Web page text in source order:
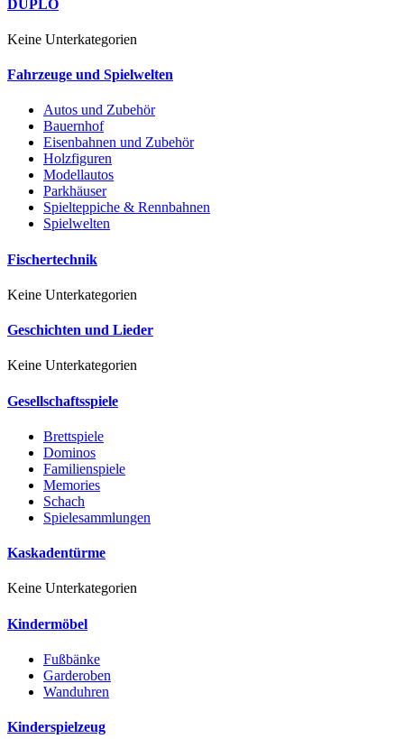
DUPLO
Keine Unterkategorien
Fahrzeuge und Spielwelten
Autos und Zubehör
Bauernhof
Eisenbahnen und Zubehör
Holzfiguren
Modellautos
Parkhäuser
Spielteppiche & Rennbahnen
Spielwelten
Fischertechnik
Keine Unterkategorien
Geschichten und Lieder
Keine Unterkategorien
Gesellschaftsspiele
Brettspiele
Dominos
Familienspiele
Memories
Schach
Spielesammlungen
Kaskadentürme
Keine Unterkategorien
Kindermöbel
Fußbänke
Garderoben
Wanduhren
Kinderspielzeug